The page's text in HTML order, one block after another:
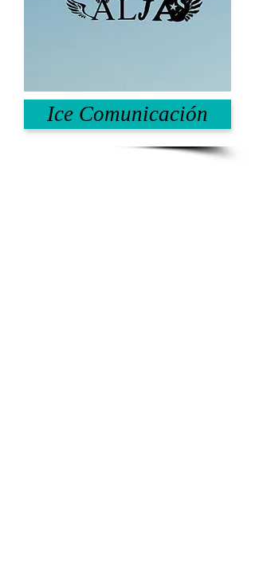
Ice Comunicación